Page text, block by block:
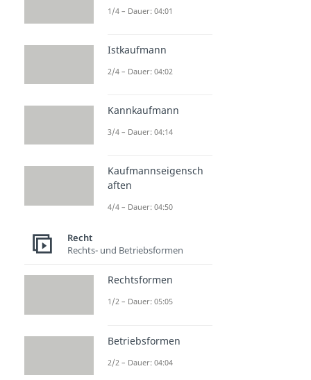
1/4 – Dauer: 04:01
Istkaufmann
2/4 – Dauer: 04:02
Kannkaufmann
3/4 – Dauer: 04:14
Kaufmannseigensch
aften
4/4 – Dauer: 04:50
Recht
Rechts- und Betriebsformen
Rechtsformen
1/2 – Dauer: 05:05
Betriebsformen
2/2 – Dauer: 04:04